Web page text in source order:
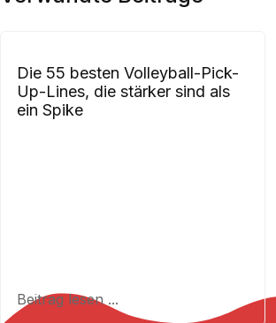
Die 55 besten Volleyball-Pick-
Up-Lines, die stärker sind als
ein Spike
Beitrag lesen ...